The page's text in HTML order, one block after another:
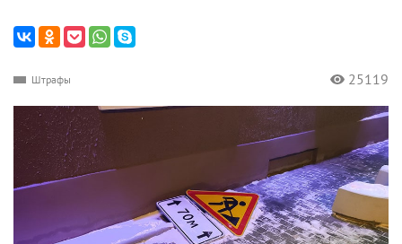
Штрафы 25119